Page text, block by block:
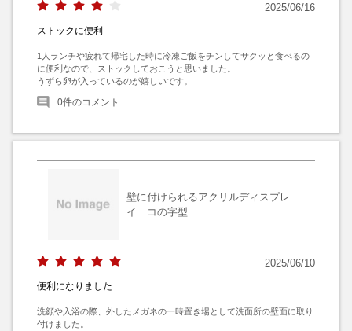
2025/06/16
ストックに便利
1人ランチや疲れて帰宅した時に冷凍ご飯をチンしてサクッと食べるの
に便利なので、ストックしておこうと思いました。
うずら卵が入っているのが嬉しいです。
0件のコメント
壁に付けられるアクリルディスプレ
イ コの字型
2025/06/10
便利になりました
洗顔や入浴の際、外したメガネの一時置き場として洗面所の壁面に取り
付けました。